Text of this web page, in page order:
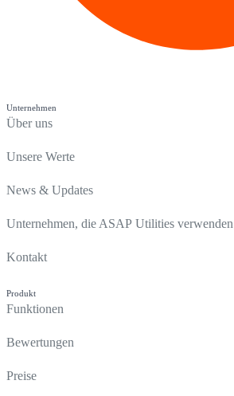
Unternehmen
Über uns
Unsere Werte
News & Updates
Unternehmen, die ASAP Utilities verwenden
Kontakt
Produkt
Funktionen
Bewertungen
Preise